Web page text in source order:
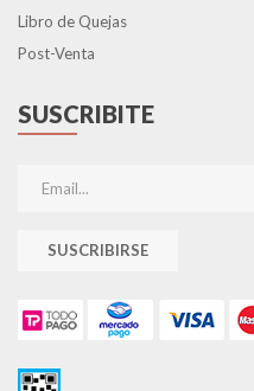
Libro de Quejas
Post-Venta
SUSCRIBITE
SUSCRIBIRSE